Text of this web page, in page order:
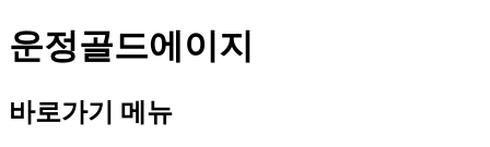
운정골드에이지
바로가기 메뉴